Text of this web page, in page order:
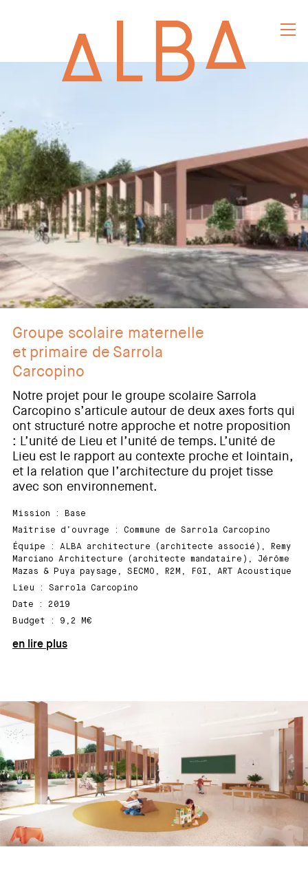
Groupe scolaire maternelle
et primaire de Sarrola
Carcopino
Notre projet pour le groupe scolaire Sarrola
Carcopino s’articule autour de deux axes forts qui
ont structuré notre approche et notre proposition
: L’unité de Lieu et l’unité de temps. L’unité de
Lieu est le rapport au contexte proche et lointain,
et la relation que l’architecture du projet tisse
avec son environnement.
Mission : Base
Maîtrise d’ouvrage : Commune de Sarrola Carcopino
Équipe : ALBA architecture (architecte associé), Remy
Marciano Architecture (architecte mandataire), Jérôme
Mazas & Puya paysage, SECMO, R2M, FGI, ART Acoustique
Lieu : Sarrola Carcopino
Date : 2019
Budget : 9,2 M€
en lire plus